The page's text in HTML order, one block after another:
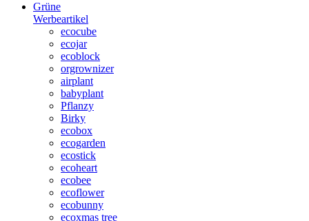
Grüne
Werbeartikel
ecocube
ecojar
ecoblock
orgrownizer
airplant
babyplant
Pflanzy
Birky
ecobox
ecogarden
ecostick
ecoheart
ecobee
ecoflower
ecobunny
ecoxmas tree